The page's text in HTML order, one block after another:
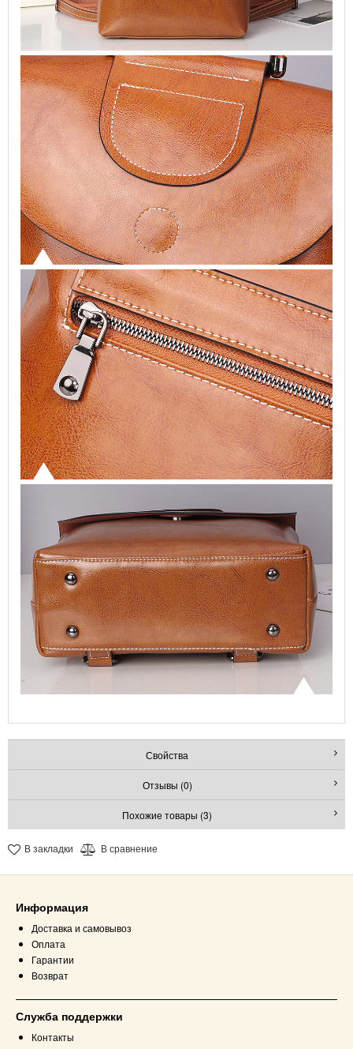
Свойства
Отзывы (0)
Похожие товары (3)
В закладки В сравнение
Информация
Доставка и самовывоз
Оплата
Гарантии
Возврат
Служба поддержки
Контакты